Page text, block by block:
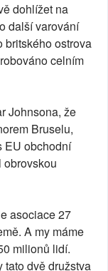
dohlížet na
další varování
britského ostrova
celním
Johnsona, že
Bruselu,
EU obchodní
obrovskou
asociace 27
A my máme
milionů lidí.
tato dvě družstva